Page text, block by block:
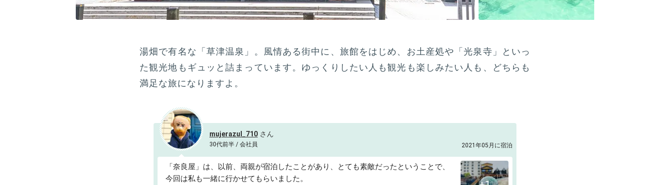
湯畑で有名な「草津温泉」。風情ある街中に、旅館をはじめ、お土産処や「光泉寺」といっ
た観光地もギュッと詰まっています。ゆっくりしたい人も観光も楽しみたい人も、どちらも
満足な旅になりますよ。
mujerazul_710
30代前半 / 会社員 2021年05月に宿泊
「奈良屋」は、以前、両親が宿泊したことがあり、とても素敵だったということで、
今回は私も一緒に行かせてもらいました。